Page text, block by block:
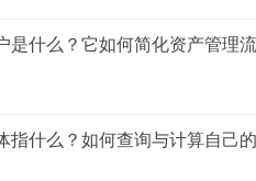
是什么？它如何简化资产管理
指什么？如何查询与计算自己